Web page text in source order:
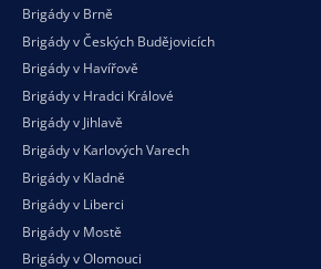
Brigády v Brně
Brigády v Českých Budějovicích
Brigády v Havířově
Brigády v Hradci Králové
Brigády v Jihlavě
Brigády v Karlových Varech
Brigády v Kladně
Brigády v Liberci
Brigády v Mostě
Brigády v Olomouci